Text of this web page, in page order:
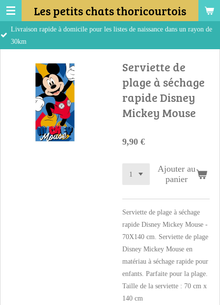
Passer
au
contenu
Les petits chats thoricourtois
à domicile pour les listes de naissance dans un rayon de
Serviette de
plage à séchage
rapide Disney
Mickey Mouse
9,90 €
Ajouter au
panier
Serviette de plage à séchage
rapide Disney Mickey Mouse -
70X140 cm. Serviette de plage
Disney Mickey Mouse en
matériau à séchage rapide pour
enfants. Parfaite pour la plage.
Taille de la serviette : 70 cm x
140 cm